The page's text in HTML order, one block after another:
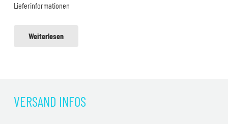
Lieferinformationen
Weiterlesen
VERSAND INFOS